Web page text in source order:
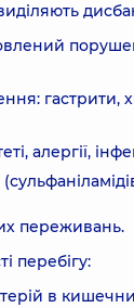
гастрити,
алергії,
переживань.
перебігу:
в